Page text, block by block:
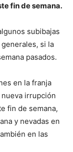
fin de semana.
subibajas
si la
pasados.
en la franja
irrupción
fin de semana,
y nevadas en
en las